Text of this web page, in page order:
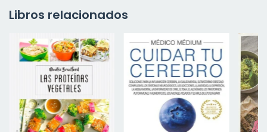
Libros relacionados